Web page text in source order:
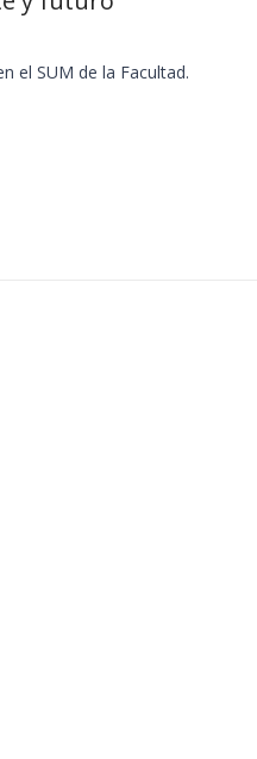
el SUM de la Facultad.